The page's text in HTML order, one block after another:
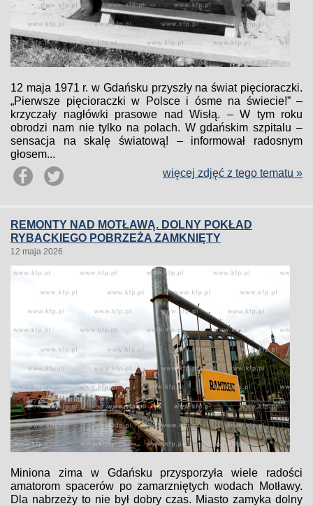
12 maja 1971 r. w Gdańsku przyszły na świat pięcioraczki.
„Pierwsze pięcioraczki w Polsce i ósme na świecie!” –
krzyczały nagłówki prasowe nad Wisłą. – W tym roku
obrodzi nam nie tylko na polach. W gdańskim szpitalu –
sensacja na skalę światową! – informował radosnym
głosem...
więcej zdjęć z tego tematu »
REMONTY NAD MOTŁAWĄ. DOLNY POKŁAD
RYBACKIEGO POBRZEŻA ZAMKNIĘTY
12 maja 2026
Miniona zima w Gdańsku przysporzyła wiele radości
amatorom spacerów po zamarzniętych wodach Motławy.
Dla nabrzeży to nie był dobry czas. Miasto zamyka dolny